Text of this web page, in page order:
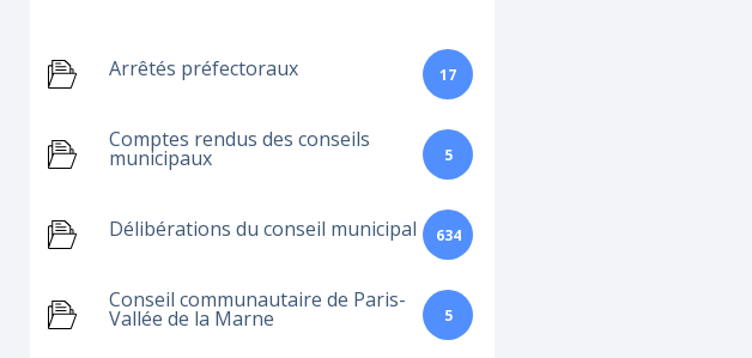
Arrêtés préfectoraux 17
Comptes rendus des conseils
municipaux 5
Délibérations du conseil municipal 634
Conseil communautaire de Paris-
Vallée de la Marne 5